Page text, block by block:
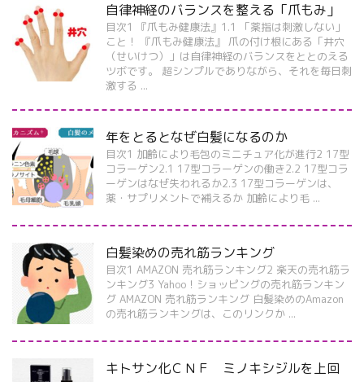
自律神経のバランスを整える「爪もみ」
目次1 『爪もみ健康法』1.1 「薬指は刺激しない」
こと！ 『爪もみ健康法』 爪の付け根にある「井穴
（せいけつ）」は自律神経のバランスをととのえる
ツボです。 超シンプルでありながら、それを毎日刺
激する ...
年をとるとなぜ白髪になるのか
目次1 加齢により毛包のミニチュア化が進行2 17型
コラーゲン2.1 17型コラーゲンの働き2.2 17型コラ
ーゲンはなぜ失われるか2.3 17型コラーゲンは、
薬・サプリメントで補えるか 加齢により毛 ...
白髪染めの売れ筋ランキング
目次1 AMAZON 売れ筋ランキング2 楽天の売れ筋ラ
ンキング3 Yahoo！ショッピングの売れ筋ランキン
グ AMAZON 売れ筋ランキング 白髪染めのAmazon
の売れ筋ランキングは、このリンクか ...
キトサン化ＣＮＦ ミノキシジルを上回